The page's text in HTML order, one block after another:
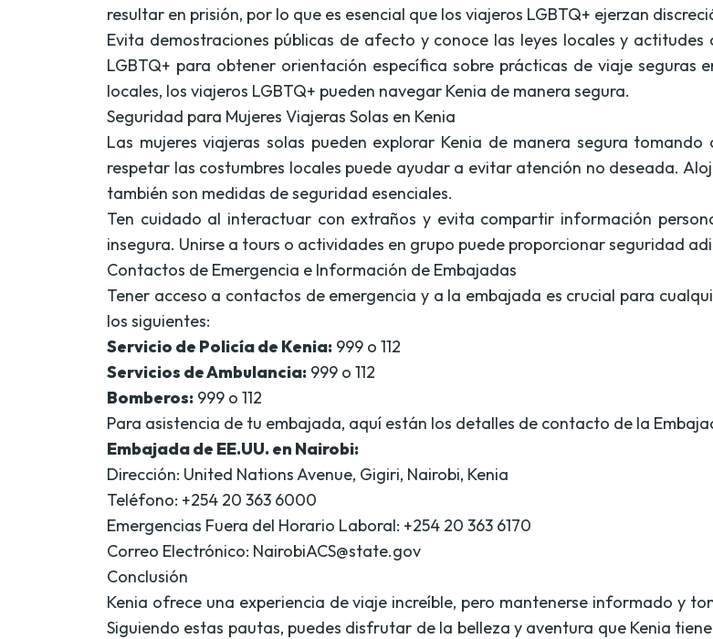
resultar en prisión, por lo que es esencial que los viajeros LGBTQ+ ejerzan
Evita demostraciones públicas de afecto y conoce las leyes locales y
LGBTQ+ para obtener orientación específica sobre prácticas de viaje seguras
locales, los viajeros LGBTQ+ pueden navegar Kenia de manera segura.
Seguridad para Mujeres Viajeras Solas en Kenia
Las mujeres viajeras solas pueden explorar Kenia de manera segura
respetar las costumbres locales puede ayudar a evitar atención no deseada.
también son medidas de seguridad esenciales.
Ten cuidado al interactuar con extraños y evita compartir información
insegura. Unirse a tours o actividades en grupo puede proporcionar seguridad
Contactos de Emergencia e Información de Embajadas
Tener acceso a contactos de emergencia y a la embajada es crucial para
los siguientes:
Servicio de Policía de Kenia: 999 o 112
Servicios de Ambulancia: 999 o 112
Bomberos: 999 o 112
Para asistencia de tu embajada, aquí están los detalles de contacto de la
Embajada de EE.UU. en Nairobi:
Dirección: United Nations Avenue, Gigiri, Nairobi, Kenia
Teléfono: +254 20 363 6000
Emergencias Fuera del Horario Laboral: +254 20 363 6170
Correo Electrónico: NairobiACS@state.gov
Conclusión
Kenia ofrece una experiencia de viaje increíble, pero mantenerse informado y
Siguiendo estas pautas, puedes disfrutar de la belleza y aventura que Kenia